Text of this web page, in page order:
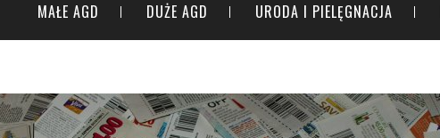
MAŁE AGD DUŻE AGD URODA I PIELĘGNACJA